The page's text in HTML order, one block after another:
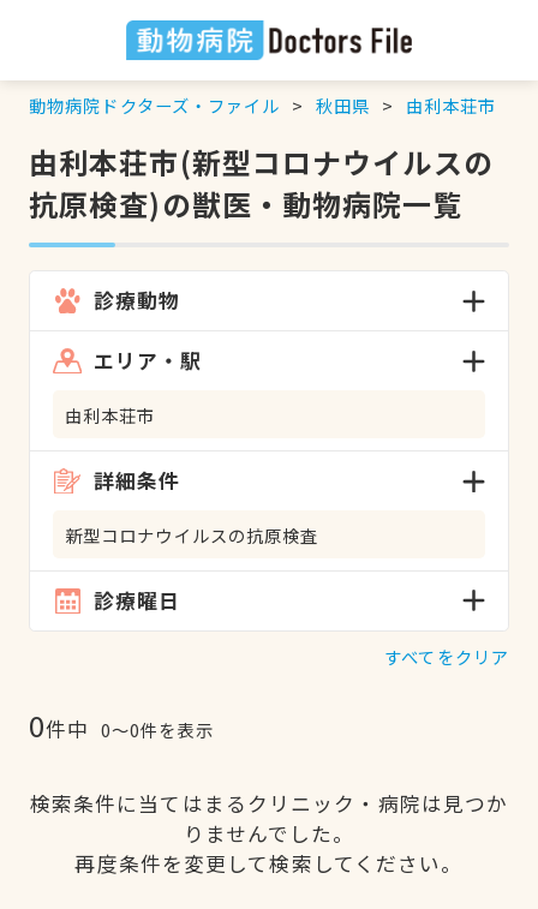
動物病院ドクターズ・ファイル 秋田県 由利本荘市
由利本荘市(新型コロナウイルスの
抗原検査)の獣医・動物病院一覧
診療動物
エリア・駅
由利本荘市
詳細条件
新型コロナウイルスの抗原検査
診療曜日
すべてをクリア
0件中 0〜0件を表示
検索条件に当てはまるクリニック・病院は見つか
りませんでした。
再度条件を変更して検索してください。